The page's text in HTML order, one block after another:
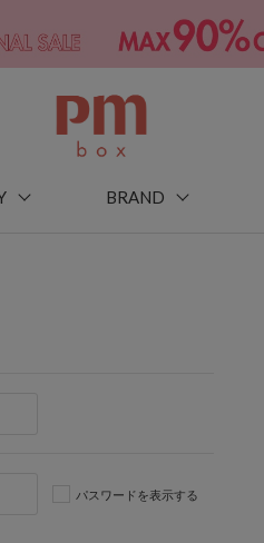
BRAND
パスワードを表示する